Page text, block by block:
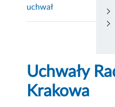
uchwał
Uchwały
Krakowa